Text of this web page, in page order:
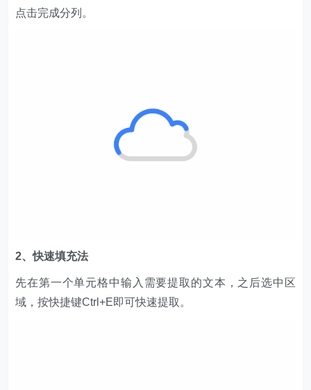
点击完成分列。
2、快速填充法
先在第一个单元格中输入需要提取的文本，之后选中区
域，按快捷键Ctrl+E即可快速提取。